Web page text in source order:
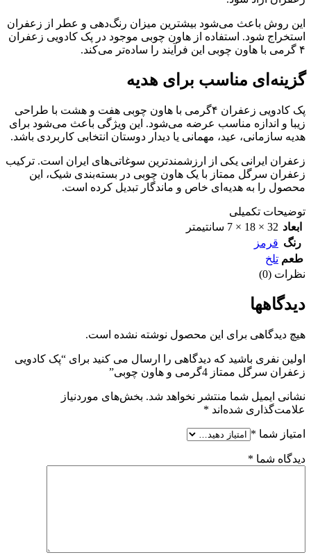
این روش باعث می‌شود بیشترین میزان رنگ‌دهی و عطر از زعفران
استخراج شود. استفاده از هاون چوبی موجود در پک کادویی زعفران
۴ گرمی با هاون چوبی این فرآیند را ساده‌تر می‌کند.
گزینه‌ای مناسب برای هدیه
پک کادویی زعفران ۴گرمی با هاون چوبی هفت و هشت با طراحی
زیبا و اندازه مناسب عرضه می‌شود. این ویژگی باعث می‌شود برای
هدیه سازمانی، عید، مهمانی یا دیدار دوستان انتخابی کاربردی باشد.
زعفران ایرانی یکی از ارزشمندترین سوغاتی‌های ایران است. ترکیب
زعفران سرگل ممتاز با یک هاون چوبی در بسته‌بندی شیک، این
محصول را به هدیه‌ای خاص و ماندگار تبدیل کرده است.
توضیحات تکمیلی
ابعاد 32 × 18 × 7 سانتیمتر
رنگ قرمز
طعم تلخ
نظرات (0)
دیدگاهها
هیچ دیدگاهی برای این محصول نوشته نشده است.
اولین نفری باشید که دیدگاهی را ارسال می کنید برای “پک کادویی
زعفران سرگل ممتاز 4گرمی و هاون چوبی”
نشانی ایمیل شما منتشر نخواهد شد. بخش‌های موردنیاز
علامت‌گذاری شده‌اند *
امتیاز شما *
دیدگاه شما *